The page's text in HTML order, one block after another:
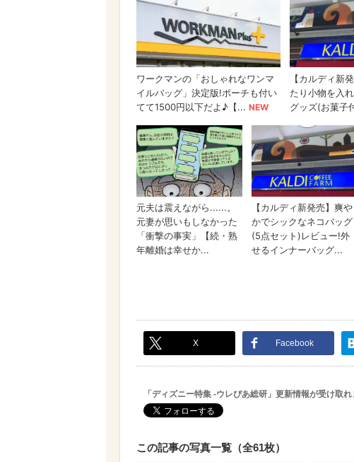
X Facebook
「ディズニー特集 -ウレぴあ総研」更新情報が受け取れ
この記事の写真一覧（全61枚）